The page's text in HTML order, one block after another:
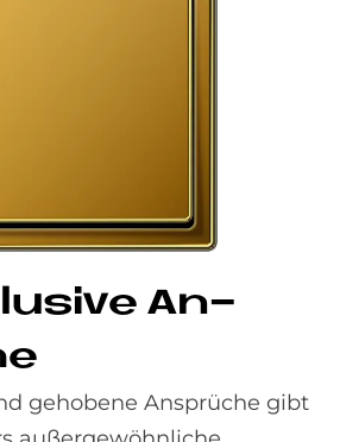
An­
gehobene Ansprüche gibt